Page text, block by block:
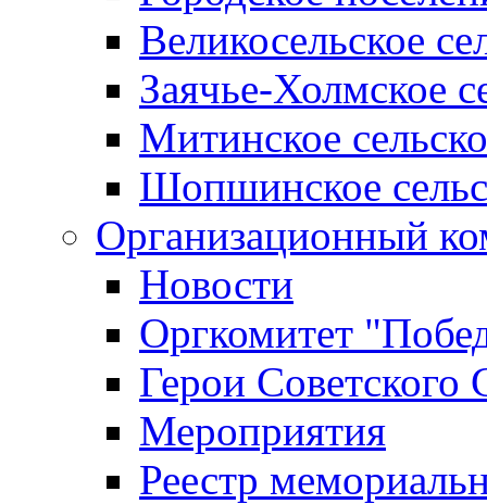
Великосельское
Заячье-Холмское
Митинское
Шопшинское
Организационный
Новости
Оргкомитет
Герои Советского
Мероприятия
Реестр